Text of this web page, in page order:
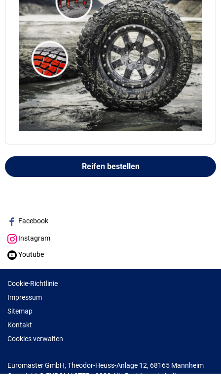
Reifen bestellen
Facebook
Instagram
Youtube
Cookie-Richtlinie
Impressum
Sitemap
Kontakt
Cookies verwalten
Euromaster GmbH, Theodor-Heuss-Anlage 12, 68165 Mannheim
Copyright © EUROMASTER - 2022 Alle Rechte vorbehalten